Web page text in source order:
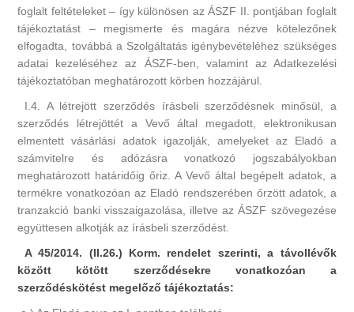
foglalt feltételeket – így különösen az ÁSZF II. pontjában foglalt
tájékoztatást – megismerte és magára nézve kötelezőnek
elfogadta, továbbá a Szolgáltatás igénybevételéhez szükséges
adatai kezeléséhez az ÁSZF-ben, valamint az Adatkezelési
tájékoztatóban meghatározott körben hozzájárul.
I.4. A létrejött szerződés írásbeli szerződésnek minősül, a
szerződés létrejöttét a Vevő által megadott, elektronikusan
elmentett vásárlási adatok igazolják, amelyeket az Eladó a
számvitelre és adózásra vonatkozó jogszabályokban
meghatározott határidőig őriz. A Vevő által begépelt adatok, a
termékre vonatkozóan az Eladó rendszerében őrzött adatok, a
tranzakció banki visszaigazolása, illetve az ÁSZF szövegezése
együttesen alkotják az írásbeli szerződést.
A 45/2014. (II.26.) Korm. rendelet szerinti, a távollévők
között kötött szerződésekre vonatkozóan a
szerződéskötést megelőző tájékoztatás: